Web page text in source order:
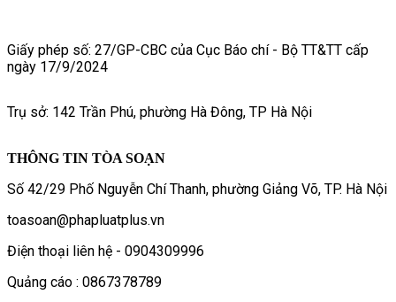
Giấy phép số: 27/GP-CBC của Cục Báo chí - Bộ TT&TT cấp
ngày 17/9/2024
Trụ sở: 142 Trần Phú, phường Hà Đông, TP Hà Nội
THÔNG TIN TÒA SOẠN
Số 42/29 Phố Nguyễn Chí Thanh, phường Giảng Võ, TP. Hà Nội
toasoan@phapluatplus.vn
Điện thoại liên hệ - 0904309996
Quảng cáo : 0867378789